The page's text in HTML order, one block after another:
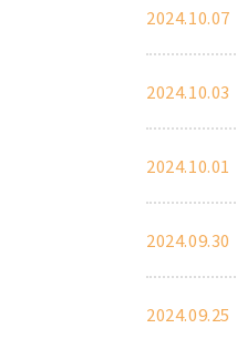
2024.10.07
2024.10.03
2024.10.01
2024.09.30
2024.09.25